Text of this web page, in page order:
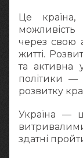
Це
через свою
житті.
та активна
політики —
розвитку
Україна —
здатні